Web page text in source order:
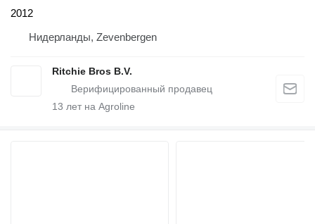
2012
Нидерланды, Zevenbergen
Ritchie Bros B.V.
13 лет на Agroline